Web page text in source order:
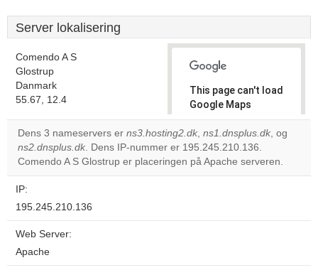
Server lokalisering
Comendo A S
Glostrup
Danmark
55.67, 12.4
This page can't load
Google Maps
correctly.
Do you
own this
OK
Dens 3 nameservers er ns3.hosting2.dk, ns1.dnsplus.dk, og
ns2.dnsplus.dk. Dens IP-nummer er 195.245.210.136.
Comendo A S Glostrup er placeringen på Apache serveren.
IP:
195.245.210.136
Web Server:
Apache